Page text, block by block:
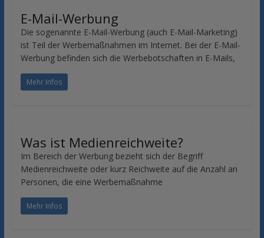
E-Mail-Werbung
Die sogenannte E-Mail-Werbung (auch E-Mail-Marketing)
ist Teil der Werbemaßnahmen im Internet. Bei der E-Mail-
Werbung befinden sich die Werbebotschaften in E-Mails,
Mehr Infos
Was ist Medienreichweite?
Im Bereich der Werbung bezieht sich der Begriff
Medienreichweite oder kurz Reichweite auf die Anzahl an
Personen, die eine Werbemaßnahme
Mehr Infos